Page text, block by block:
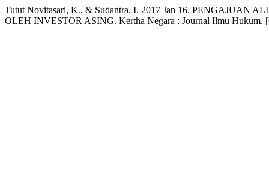
Tutut Novitasari, K., & Sudantra, I. 2017 Jan 16. PENGAJUAN
OLEH INVESTOR ASING. Kertha Negara : Journal Ilmu Hukum.